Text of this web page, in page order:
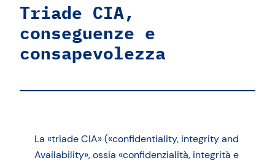
Triade CIA,
conseguenze e
consapevolezza
La «triade CIA» («confidentiality, integrity and
Availability», ossia «confidenzialità, integrità e